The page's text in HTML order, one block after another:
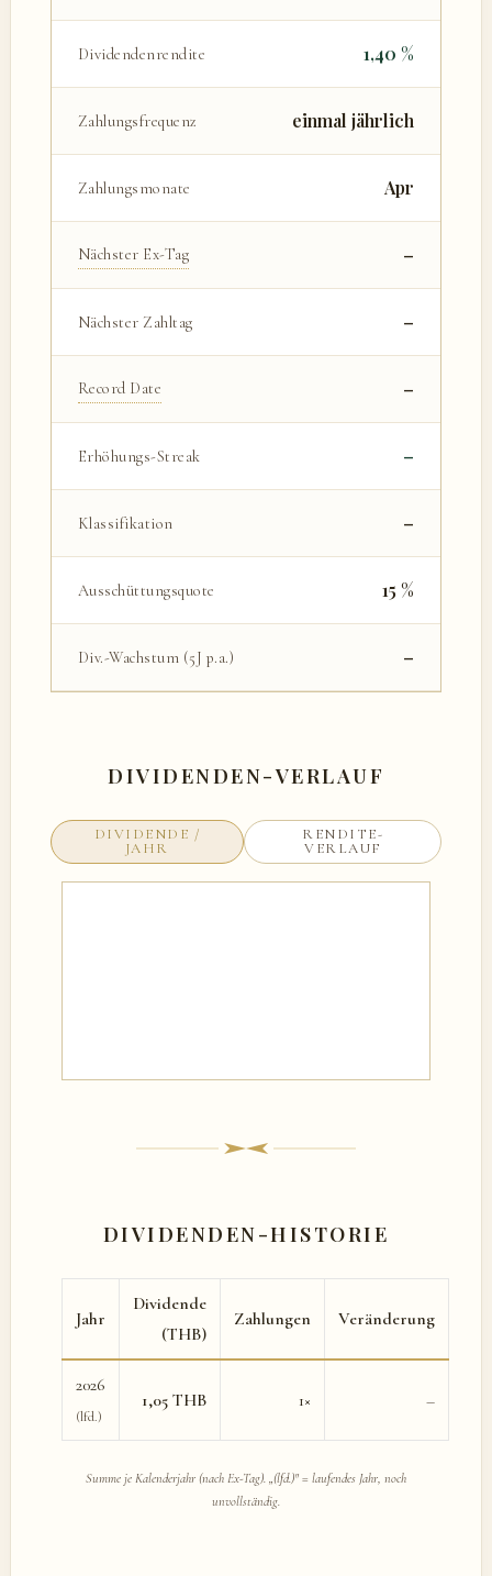
Dividendenrendite 1,40 %
Zahlungsfrequenz einmal jährlich
Zahlungsmonate Apr
Nächster Ex-Tag –
Nächster Zahltag –
Record Date –
Erhöhungs-Streak –
Klassifikation –
Ausschüttungsquote 15 %
Div.-Wachstum (5J p.a.) –
DIVIDENDEN-VERLAUF
DIVIDENDE /
JAHR
RENDITE-
VERLAUF
DIVIDENDEN-HISTORIE
Jahr
Dividende
(THB)
Zahlungen Veränderung
2026
(lfd.)
1,05 THB 1× –
Summe je Kalenderjahr (nach Ex-Tag). „(lfd.)" = laufendes Jahr, noch
unvollständig.